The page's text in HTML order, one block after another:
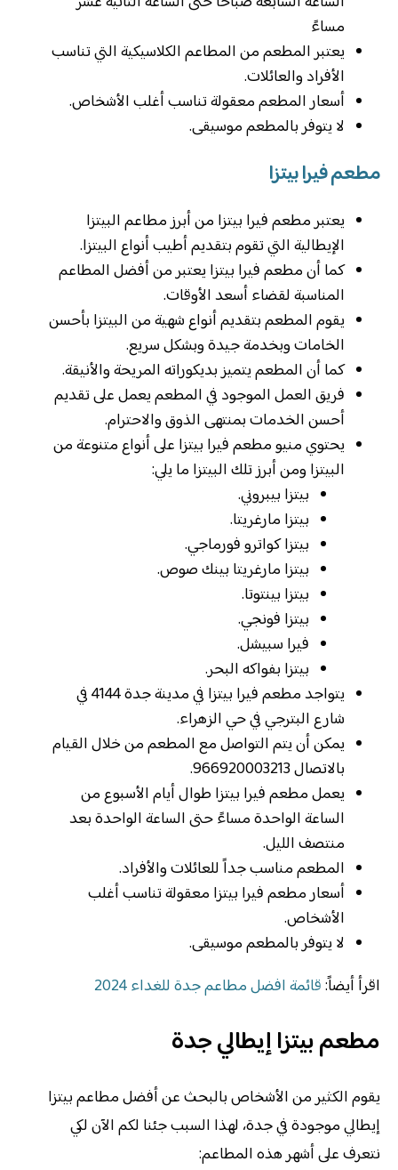
مساءً
يعتبر المطعم من المطاعم الكلاسيكية التي تناسب
الأفراد والعائلات.
أسعار المطعم معقولة تناسب أغلب الأشخاص.
لا يتوفر بالمطعم موسيقى.
مطعم فيرا بيتزا
يعتبر مطعم فيرا بيتزا من أبرز مطاعم البيتزا
الإيطالية التي تقوم بتقديم أطيب أنواع البيتزا.
كما أن مطعم فيرا بيتزا يعتبر من أفضل المطاعم
المناسبة لقضاء أسعد الأوقات.
يقوم المطعم بتقديم أنواع شهية من البيتزا بأحسن
الخامات وبخدمة جيدة وبشكل سريع.
كما أن المطعم يتميز بديكوراته المريحة والأنيقة.
فريق العمل الموجود في المطعم يعمل على تقديم
أحسن الخدمات بمنتهى الذوق والاحترام.
يحتوي منيو مطعم فيرا بيتزا على أنواع متنوعة من
البيتزا ومن أبرز تلك البيتزا ما يلي:
بيتزا بيبروني.
بيتزا مارغريتا.
بيتزا كواترو فورماجي.
بيتزا مارغريتا بينك صوص.
بيتزا بينتوتا.
بيتزا فونجي.
فيرا سبيشل.
بيتزا بفواكه البحر.
يتواجد مطعم فيرا بيتزا في مدينة جدة 4144 في
شارع البترجي في حي الزهراء.
يمكن أن يتم التواصل مع المطعم من خلال القيام
بالاتصال 966920003213.
يعمل مطعم فيرا بيتزا طوال أيام الأسبوع من
الساعة الواحدة مساءً حتى الساعة الواحدة بعد
منتصف الليل.
المطعم مناسب جداً للعائلات والأفراد.
أسعار مطعم فيرا بيتزا معقولة تناسب أغلب
الأشخاص.
لا يتوفر بالمطعم موسيقى.
اقرأ أيضاً:قائمة افضل مطاعم جدة للغداء 2024
مطعم بيتزا إيطالي جدة
يقوم الكثير من الأشخاص بالبحث عن أفضل مطاعم بيتزا
إيطالي موجودة في جدة، لهذا السبب جئنا لكم الآن لكي
نتعرف على أشهر هذه المطاعم: